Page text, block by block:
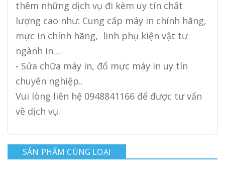
thêm những dịch vụ đi kèm uy tín chất
lượng cao như: Cung cấp máy in chính hãng,
mực in chính hãng, linh phụ kiện vật tư
ngành in....
- Sửa chữa máy in, đổ mực máy in uy tín
chuyên nghiệp..
Vui lòng liên hệ 0948841166 để được tư vấn
về dịch vụ.
SẢN PHẨM CÙNG LOẠI